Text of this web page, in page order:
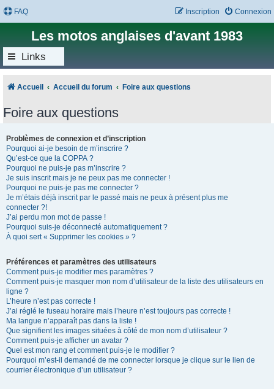
FAQ Connexion
Inscription
Les motos anglaises d'avant 1983
Links
Accueil Accueil du forum Foire aux questions
Foire aux questions
Problèmes de connexion et d’inscription
Pourquoi ai-je besoin de m’inscrire ?
Qu’est-ce que la COPPA ?
Pourquoi ne puis-je pas m’inscrire ?
Je suis inscrit mais je ne peux pas me connecter !
Pourquoi ne puis-je pas me connecter ?
Je m’étais déjà inscrit par le passé mais ne peux à présent plus me
connecter ?!
J’ai perdu mon mot de passe !
Pourquoi suis-je déconnecté automatiquement ?
À quoi sert « Supprimer les cookies » ?
Préférences et paramètres des utilisateurs
Comment puis-je modifier mes paramètres ?
Comment puis-je masquer mon nom d’utilisateur de la liste des utilisateurs en
ligne ?
L’heure n’est pas correcte !
J’ai réglé le fuseau horaire mais l’heure n’est toujours pas correcte !
Ma langue n’apparaît pas dans la liste !
Que signifient les images situées à côté de mon nom d’utilisateur ?
Comment puis-je afficher un avatar ?
Quel est mon rang et comment puis-je le modifier ?
Pourquoi m’est-il demandé de me connecter lorsque je clique sur le lien de
courrier électronique d’un utilisateur ?